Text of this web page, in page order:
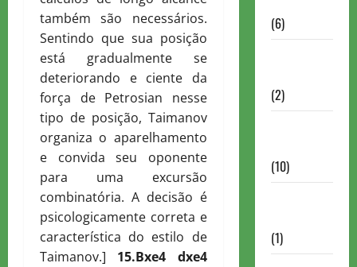
também são necessários.
Sentindo que sua posição
está gradualmente se
deteriorando e ciente da
força de Petrosian nesse
tipo de posição, Taimanov
organiza o aparelhamento
e convida seu oponente
para uma excursão
combinatória. A decisão é
psicologicamente correta e
característica do estilo de
Taimanov.] 15.Bxe4 dxe4
(6)
(2)
(10)
(1)